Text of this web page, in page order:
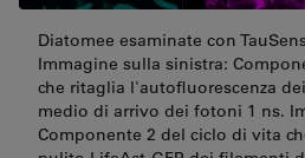
Diatomee esaminate con
Immagine sulla sinistra:
che ritaglia l'autofluorescenza
medio di arrivo dei fotoni 1 ns.
Componente 2 del ciclo di vita